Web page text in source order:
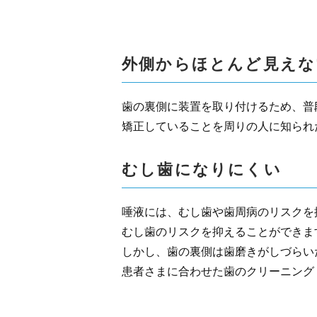
外側からほとんど見え
歯の裏側に装置を取り付けるため、
矯正していることを周りの人に知ら
むし歯になりにくい
唾液には、むし歯や歯周病のリスク
むし歯のリスクを抑えることができ
しかし、歯の裏側は歯磨きがしづら
患者さまに合わせた歯のクリーニン